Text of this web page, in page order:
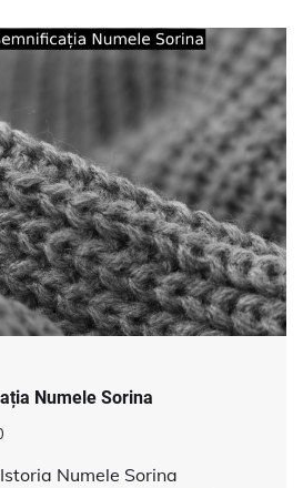
Numele Sorina
Numele Sorina